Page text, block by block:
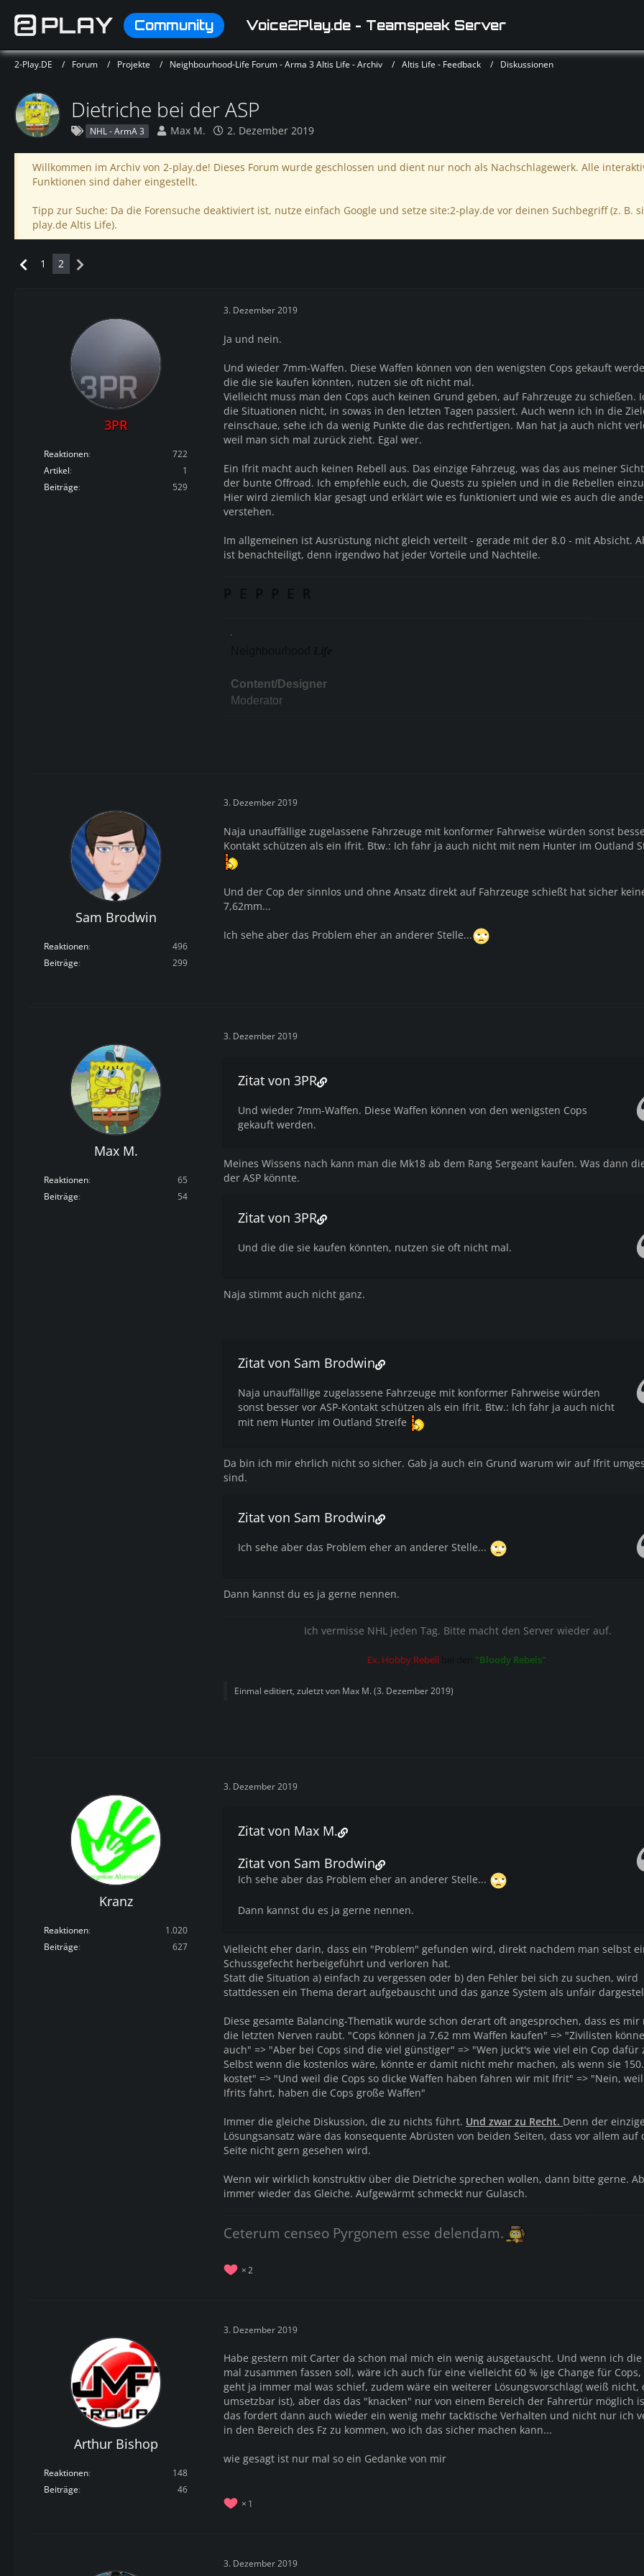
Community Voice2Play.de - Teamspeak Server
2-Play.DE Forum Projekte Neighbourhood-Life Forum - Arma 3 Altis Life - Archiv Altis Life - Feedback Diskussionen
Dietriche bei der ASP
NHL - ArmA 3 Max M. 2. Dezember 2019
Willkommen im Archiv von 2-play.de! Dieses Forum wurde geschlossen und dient nur noch als Nachschlagewerk. Alle
Funktionen sind daher eingestellt.
Tipp zur Suche: Da die Forensuche deaktiviert ist, nutze einfach Google und setze site:2-play.de vor deinen Suchbegriff (z. B.
play.de Altis Life).
1 2
3PR
Reaktionen
722
Artikel
1
Beiträge
529
3. Dezember 2019
Ja und nein.
Und wieder 7mm-Waffen. Diese Waffen können von den wenigsten Cops gekauft
die die sie kaufen könnten, nutzen sie oft nicht mal.
Vielleicht muss man den Cops auch keinen Grund geben, auf Fahrzeuge zu schießen.
die Situationen nicht, in sowas in den letzten Tagen passiert. Auch wenn ich in die
reinschaue, sehe ich da wenig Punkte die das rechtfertigen. Man hat ja auch nicht
weil man sich mal zurück zieht. Egal wer.
Ein Ifrit macht auch keinen Rebell aus. Das einzige Fahrzeug, was das aus meiner
der bunte Offroad. Ich empfehle euch, die Quests zu spielen und in die Rebellen
Hier wird ziemlich klar gesagt und erklärt wie es funktioniert und wie es auch die
verstehen.
Im allgemeinen ist Ausrüstung nicht gleich verteilt - gerade mit der 8.0 - mit Absicht.
ist benachteiligt, denn irgendwo hat jeder Vorteile und Nachteile.
Content/Designer
Moderator
Sam Brodwin
Reaktionen
496
Beiträge
299
3. Dezember 2019
Naja unauffällige zugelassene Fahrzeuge mit konformer Fahrweise würden sonst
Kontakt schützen als ein Ifrit. Btw.: Ich fahr ja auch nicht mit nem Hunter im Outland
Und der Cop der sinnlos und ohne Ansatz direkt auf Fahrzeuge schießt hat sicher
7,62mm...
Ich sehe aber das Problem eher an anderer Stelle...
Max M.
Reaktionen
65
Beiträge
54
3. Dezember 2019
Zitat von 3PR
Und wieder 7mm-Waffen. Diese Waffen können von den wenigsten Cops
gekauft werden.
Meines Wissens nach kann man die Mk18 ab dem Rang Sergeant kaufen. Was dann
der ASP könnte.
Zitat von 3PR
Und die die sie kaufen könnten, nutzen sie oft nicht mal.
Naja stimmt auch nicht ganz.
Zitat von Sam Brodwin
Naja unauffällige zugelassene Fahrzeuge mit konformer Fahrweise würden
sonst besser vor ASP-Kontakt schützen als ein Ifrit. Btw.: Ich fahr ja auch nicht
mit nem Hunter im Outland Streife
Da bin ich mir ehrlich nicht so sicher. Gab ja auch ein Grund warum wir auf Ifrit
sind.
Zitat von Sam Brodwin
Ich sehe aber das Problem eher an anderer Stelle...
Dann kannst du es ja gerne nennen.
Ich vermisse NHL jeden Tag. Bitte macht den Server wieder auf.
Ex. Hobby Rebell "Bloody Rebels"
Einmal editiert, zuletzt von Max M.(3. Dezember 2019)
Kranz
Reaktionen
1.020
Beiträge
627
3. Dezember 2019
Zitat von Max M.
Zitat von Sam Brodwin
Ich sehe aber das Problem eher an anderer Stelle...
Dann kannst du es ja gerne nennen.
Vielleicht eher darin, dass ein "Problem" gefunden wird, direkt nachdem man selbst
Schussgefecht herbeigeführt und verloren hat.
Statt die Situation a) einfach zu vergessen oder b) den Fehler bei sich zu suchen, wird
stattdessen ein Thema derart aufgebauscht und das ganze System als unfair
Diese gesamte Balancing-Thematik wurde schon derart oft angesprochen, dass es
die letzten Nerven raubt. "Cops können ja 7,62 mm Waffen kaufen" => "Zivilisten
auch" => "Aber bei Cops sind die viel günstiger" => "Wen juckt's wie viel ein Cop dafür
Selbst wenn die kostenlos wäre, könnte er damit nicht mehr machen, als wenn sie
kostet" => "Und weil die Cops so dicke Waffen haben fahren wir mit Ifrit" => "Nein,
Ifrits fahrt, haben die Cops große Waffen"
Immer die gleiche Diskussion, die zu nichts führt. Und zwar zu Recht. Denn der
Lösungsansatz wäre das konsequente Abrüsten von beiden Seiten, dass vor allem auf
Seite nicht gern gesehen wird.
Wenn wir wirklich konstruktiv über die Dietriche sprechen wollen, dann bitte gerne.
immer wieder das Gleiche. Aufgewärmt schmeckt nur Gulasch.
Ceterum censeo Pyrgonem esse delendam.
2
Arthur Bishop
Reaktionen
148
Beiträge
46
3. Dezember 2019
Habe gestern mit Carter da schon mal mich ein wenig ausgetauscht. Und wenn ich die
mal zusammen fassen soll, wäre ich auch für eine vielleicht 60 % ige Change für
geht ja immer mal was schief, zudem wäre ein weiterer Lösungsvorschlag( weiß nicht,
umsetzbar ist), aber das das "knacken" nur von einem Bereich der Fahrertür möglich
das fordert dann auch wieder ein wenig mehr tacktische Verhalten und nicht nur ich
in den Bereich des Fz zu kommen, wo ich das sicher machen kann...
wie gesagt ist nur mal so ein Gedanke von mir
1
3. Dezember 2019